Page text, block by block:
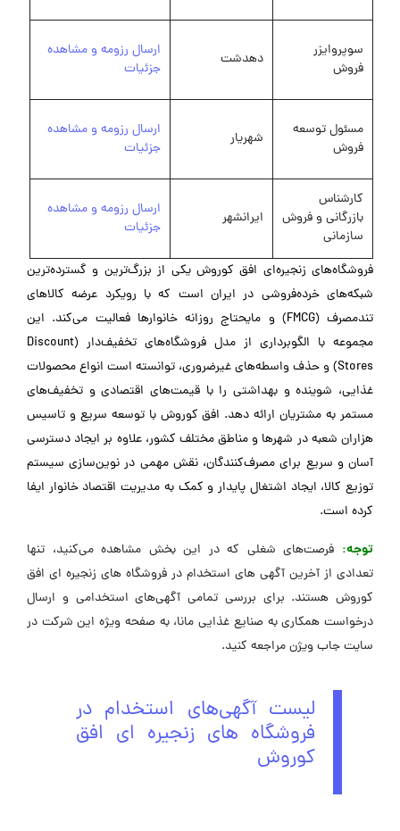
سوپروایزر
فروش
دهدشت
ارسال رزومه و مشاهده
جزئیات
مسئول توسعه
فروش
شهریار
ارسال رزومه و مشاهده
جزئیات
کارشناس
بازرگانی و فروش
سازمانی
ایرانشهر
ارسال رزومه و مشاهده
جزئیات
فروشگاه‌های زنجیره‌ای افق کوروش یکی از بزرگ‌ترین و گسترده‌ترین
شبکه‌های خرده‌فروشی در ایران است که با رویکرد عرضه کالاهای
تندمصرف (FMCG) و مایحتاج روزانه خانوارها فعالیت می‌کند. این
مجموعه با الگوبرداری از مدل فروشگاه‌های تخفیف‌دار (Discount
Stores) و حذف واسطه‌های غیرضروری، توانسته است انواع محصولات
غذایی، شوینده و بهداشتی را با قیمت‌های اقتصادی و تخفیف‌های
مستمر به مشتریان ارائه دهد. افق کوروش با توسعه سریع و تاسیس
هزاران شعبه در شهرها و مناطق مختلف کشور، علاوه بر ایجاد دسترسی
آسان و سریع برای مصرف‌کنندگان، نقش مهمی در نوین‌سازی سیستم
توزیع کالا، ایجاد اشتغال پایدار و کمک به مدیریت اقتصاد خانوار ایفا
کرده است.
توجه: فرصت‌های شغلی که در این بخش مشاهده می‌کنید، تنها
تعدادی از آخرین آگهی های استخدام در فروشگاه های زنجیره ای افق
کوروش هستند. برای بررسی تمامی آگهی‌های استخدامی و ارسال
درخواست همکاری به صنایع غذایی مانا، به صفحه ویژه این شرکت در
‌سایت جاب ویژن مراجعه کنید.
لیست آگهی‌های استخدام در
فروشگاه های زنجیره ای افق
کوروش